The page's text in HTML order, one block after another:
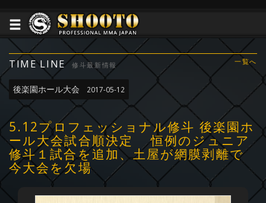
TIME LINE 修斗最新情報 一覧へ
後楽園ホール大会 2017-05-12
5.12プロフェッショナル修斗 後楽園ホ
ール大会試合順決定 恒例のジュニア
修斗１試合を追加、土屋が網膜剥離で
今大会を欠場